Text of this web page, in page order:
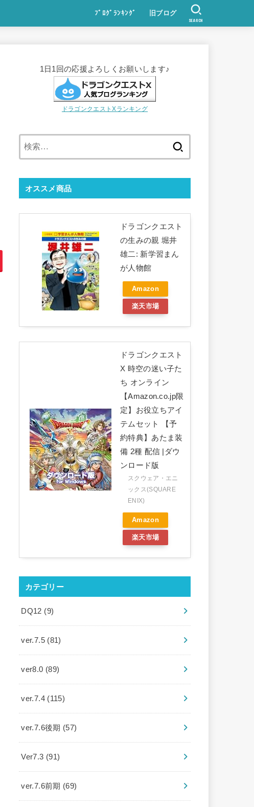
ﾌﾞﾛｸﾞﾗﾝｷﾝｸﾞ 旧ブログ
SEARCH
1日1回の応援よろしくお願いします♪
ドラゴンクエストXランキング
オススメ商品
ドラゴンクエスト
の生みの親 堀井
雄二: 新学習まん
が人物館
Amazon
楽天市場
ドラゴンクエスト
X 時空の迷い子た
ち オンライン
【Amazon.co.jp限
定】お役立ちアイ
テムセット 【予
約特典】あたま装
備 2種 配信 |ダウ
ンロード版
スクウェア・エニ
ックス(SQUARE
ENIX)
Amazon
楽天市場
カテゴリー
DQ12 (9)
ver.7.5 (81)
ver8.0 (89)
ver.7.4 (115)
ver.7.6後期 (57)
Ver7.3 (91)
ver.7.6前期 (69)